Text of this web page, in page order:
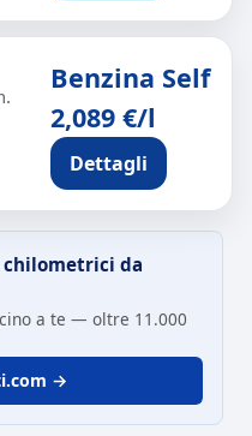
Benzina Self
2,089 €/l
Dettagli
chilometrici da
a te — oltre 11.000
→